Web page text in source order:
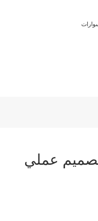
عملي